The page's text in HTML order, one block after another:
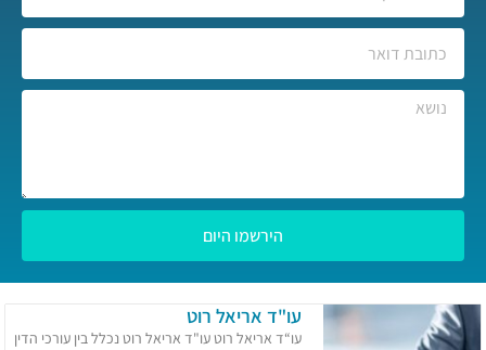
הירשמו היום
עו"ד אריאל רוט
עו“ד אריאל רוט עו"ד אריאל רוט נכלל בין עורכי הדין